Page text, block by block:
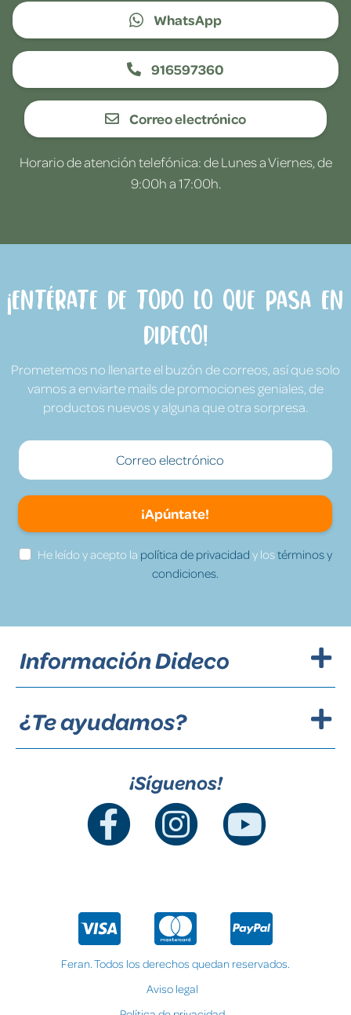
WhatsApp
916597360
Correo electrónico
Horario de atención telefónica: de Lunes a Viernes, de
9:00h a 17:00h.
¡Entérate de todo lo que pasa en
Dideco!
Prometemos no llenarte el buzón de correos, así que solo
vamos a enviarte mails de promociones geniales, de
productos nuevos y alguna que otra sorpresa.
¡Apúntate!
He leído y acepto la política de privacidad y lostérminos y
condiciones.
Información Dideco
¿Te ayudamos?
¡Síguenos!
Feran. Todos los derechos quedan reservados.
Aviso legal